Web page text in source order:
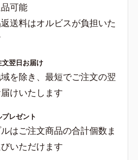
可能
送料はオルビスが負担いた
翌日お届け
を除き、最短でご注文の翌
けいたします
レゼント
はご注文商品の合計個数ま
いただけます